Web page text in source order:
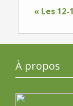
« Les
À propos